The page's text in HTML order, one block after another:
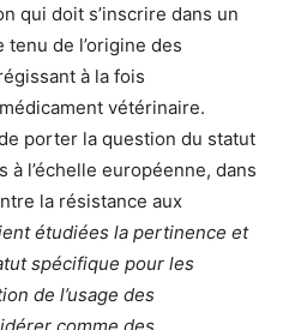
qui doit s’inscrire dans un
de l’origine des
à la fois
vétérinaire.
porter la question du statut
l’échelle européenne, dans
la résistance aux
étudiées la pertinence et
spécifique pour les
de l’usage des
comme des